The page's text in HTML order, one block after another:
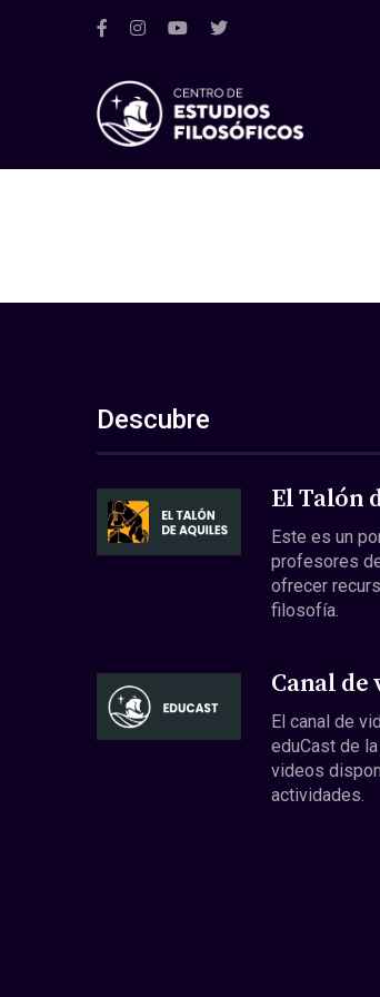
Descubre
El Talón
Este es un
profesores
ofrecer
filosofía.
Canal de
El canal de
eduCast de
videos
actividades.